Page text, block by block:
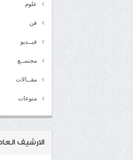
علوم
فن
فيــديو
مجتمــع
مقــالات
منوعات
الارشيف